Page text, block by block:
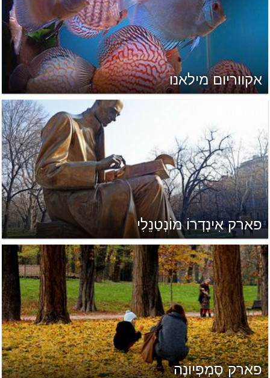
אקווריום מילאנו
פארק אִינְדְרוֹ מוֹנְטַנֵלִי
פארק סֶמְפְּיוֹנֶה